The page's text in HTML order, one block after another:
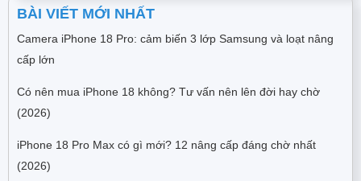
BÀI VIẾT MỚI NHẤT
Camera iPhone 18 Pro: cảm biến 3 lớp Samsung và loạt nâng
cấp lớn
Có nên mua iPhone 18 không? Tư vấn nên lên đời hay chờ
(2026)
iPhone 18 Pro Max có gì mới? 12 nâng cấp đáng chờ nhất
(2026)